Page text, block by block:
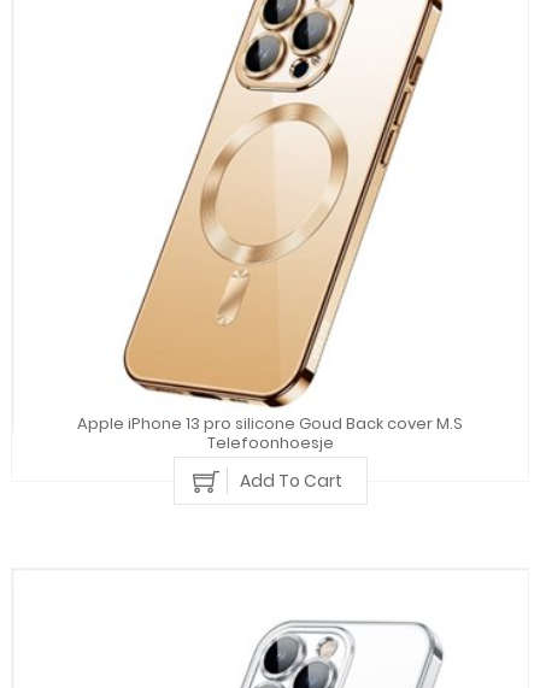
Apple iPhone 13 pro silicone Goud Back cover M.S
Telefoonhoesje
Add To Cart